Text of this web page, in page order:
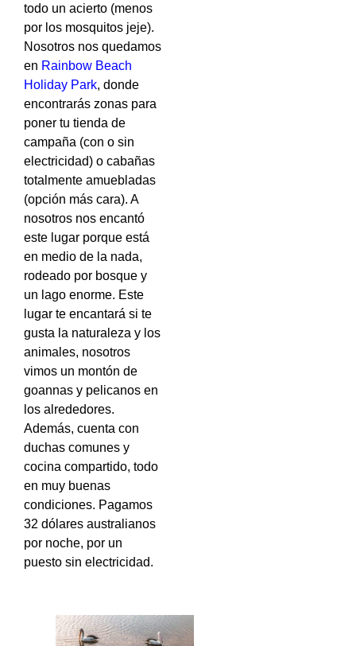
todo un acierto (menos
por los mosquitos jeje).
Nosotros nos quedamos
en Rainbow Beach
Holiday Park, donde
encontrarás zonas para
poner tu tienda de
campaña (con o sin
electricidad) o cabañas
totalmente amuebladas
(opción más cara). A
nosotros nos encantó
este lugar porque está
en medio de la nada,
rodeado por bosque y
un lago enorme. Este
lugar te encantará si te
gusta la naturaleza y los
animales, nosotros
vimos un montón de
goannas y pelicanos en
los alrededores.
Además, cuenta con
duchas comunes y
cocina compartido, todo
en muy buenas
condiciones. Pagamos
32 dólares australianos
por noche, por un
puesto sin electricidad.